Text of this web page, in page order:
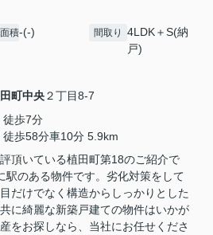
積-(-) 間取り
4LDK＋S(納
戸)
町中央２丁目8-7
徒歩7分
徒歩58分車10分 5.9km
頂いている植田町第18のご紹介で
駅のある物件です。劣化対策をして
だけでなく構造からしっかりとした
に綺麗な新築戸建ての物件はいかが
をお探しなら、当社にお任せくださ